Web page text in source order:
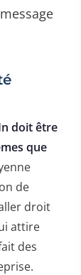
doit être
que
de
droit
attire
des